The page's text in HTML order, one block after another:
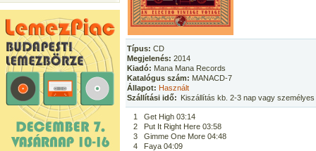
Típus: CD
Megjelenés: 2014
Kiadó: Mana Mana Records
Katalógus szám: MANACD-7
Állapot: Használt
Szállítási idő: Kiszállítás kb. 2-3 nap vagy
1
Get High 03:14
2
Put It Right Here 03:58
3
Gimme One More 04:48
4
Faya 04:09